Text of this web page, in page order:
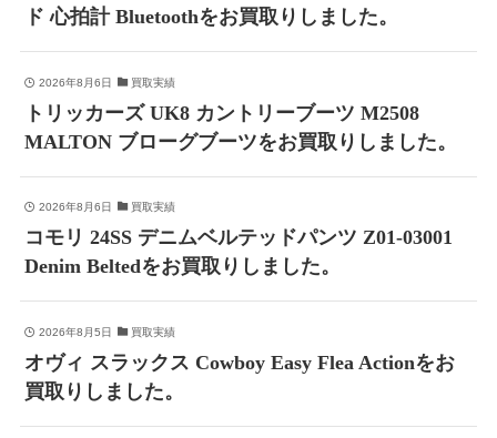
ド 心拍計 Bluetoothをお買取りしました。
2026年8月6日 買取実績
トリッカーズ UK8 カントリーブーツ M2508
MALTON ブローグブーツをお買取りしました。
2026年8月6日 買取実績
コモリ 24SS デニムベルテッドパンツ Z01-03001
Denim Beltedをお買取りしました。
2026年8月5日 買取実績
オヴィ スラックス Cowboy Easy Flea Actionをお
買取りしました。